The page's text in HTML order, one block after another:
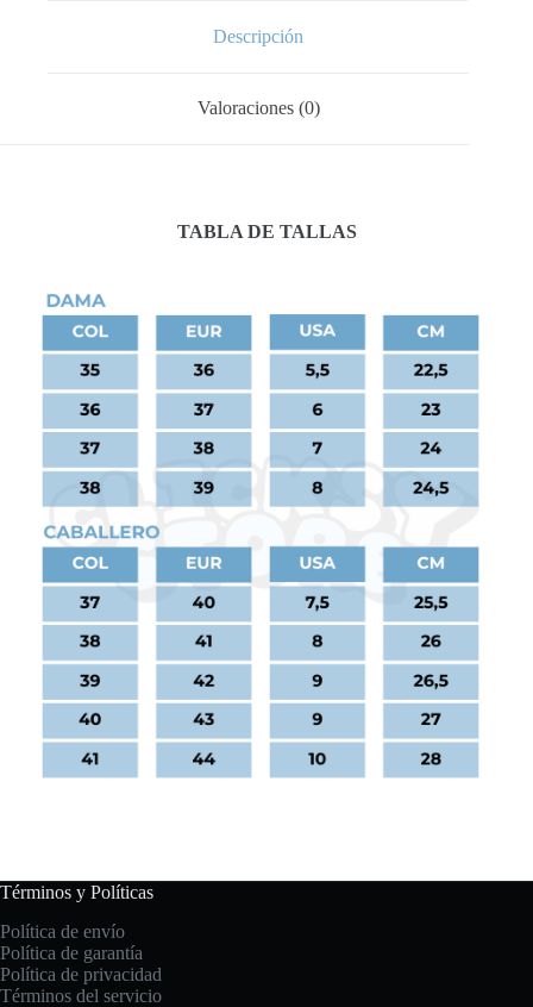
Descripción
Valoraciones (0)
TABLA DE TALLAS
Términos y Políticas
Política de envío
Política de garantía
Política de privacidad
Términos del servicio